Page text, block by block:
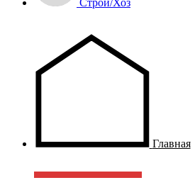
Строй/Хоз
Главная